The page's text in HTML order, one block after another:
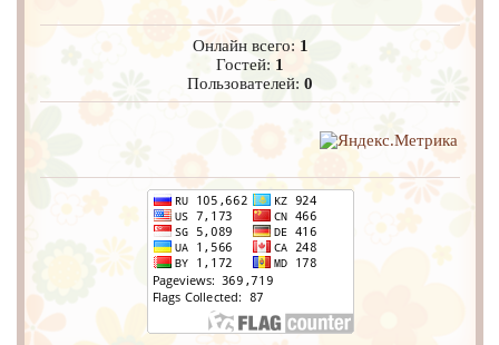
Онлайн всего: 1
Гостей: 1
Пользователей:0